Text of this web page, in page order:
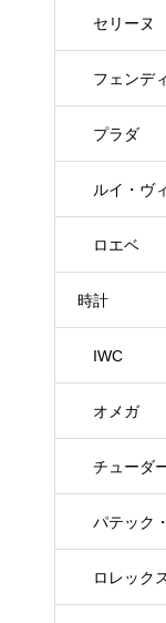
セリーヌ
フェンディ
プラダ
ルイ・ヴ
ロエベ
時計
IWC
オメガ
チューダ
パテック
ロレック